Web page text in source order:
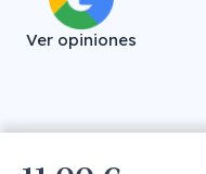
Ver opiniones